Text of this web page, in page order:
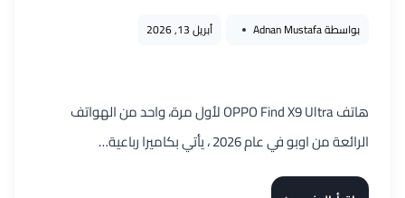
بواسطةAdnan Mustafa أبريل 13, 2026
هاتف OPPO Find X9 Ultra لأول مرة، واحد من الهواتف
الرائعة من اوبو في عام 2026 ، يأتي بكاميرا رباعية…
مراجعة